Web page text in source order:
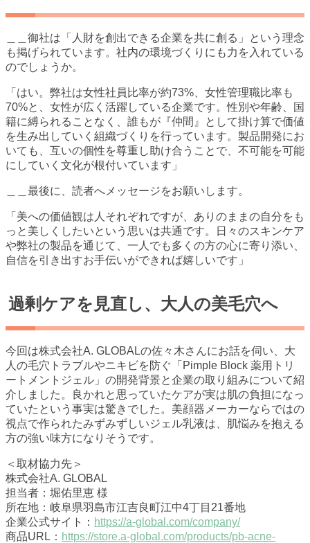
＿＿御社は「人財を創出できる企業を共に創る」という理念
も掲げられています。社内の環境づくりにも力を入れている
のでしょうか。
「はい。弊社は女性社員比率が約73%、女性管理職比率も
70%と、女性が広く活躍している企業です。性別や年齢、国
籍に縛られることなく、誰もが『仲間』として掛け算で価値
を生み出していく組織づくりを行っています。製品開発にお
いても、互いの個性を尊重し助け合うことで、不可能を可能
にしていく文化が根付いています」
＿＿最後に、読者へメッセージをお願いします。
「美への価値観は人それぞれですが、ありのままの自分をも
っと美しくしたいという思いは共通です。日々のスキンケア
や弊社の製品を通じて、一人でも多くの方の心に寄り添い、
自信を引き出すお手伝いができれば嬉しいです」
過剰ケアを見直し、大人の美毛穴へ
今回は株式会社A. GLOBALの佐々木さんにお話を伺い、大
人の毛穴トラブルやニキビを防ぐ「Pimple Block 薬用トリ
ートメントジェル」の開発背景と企業の取り組みについて紹
介しました。良かれと思っていたケアが実は肌の負担になっ
ていたという事実は驚きでした。美顔器メーカーならではの
視点で作られたみずみずしいジェル乳液は、肌悩みを抱える
方の強い味方になりそうです。
＜取材協力先＞
株式会社A. GLOBAL
担当者：堀佑里恵 様
所在地：岐阜県羽島市江吉良町江中4丁目21番地
企業公式サイト： https://a-global.com/company/
商品URL： https://store.a-global.com/products/pb-acne-